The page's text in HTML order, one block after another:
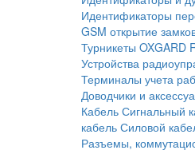
Идентификаторы
GSM открытие
Турникеты OXGARD
Устройства
Терминалы учета
Доводчики и
Кабель Сигнальный
кабель Силовой
Разъемы,